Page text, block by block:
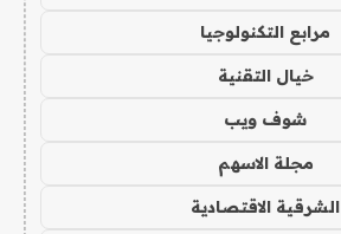
مرابع التكنولوجيا
خيال التقنية
شوف ويب
مجلة الاسهم
الشرقية الاقتصادية